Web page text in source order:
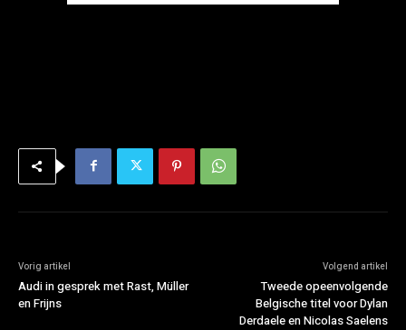
Vorig artikel
Audi in gesprek met Rast, Müller
en Frijns
Volgend artikel
Tweede opeenvolgende
Belgische titel voor Dylan
Derdaele en Nicolas Saelens